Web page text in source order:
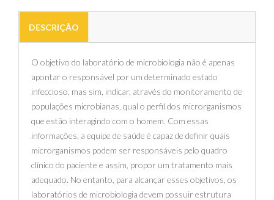
DESCRIÇÃO
O objetivo do laboratório de microbiologia não é apenas
apontar o responsável por um determinado estado
infeccioso, mas sim, indicar, através do monitoramento de
populações microbianas, qual o perfil dos microrganismos
que estão interagindo com o homem. Com essas
informações, a equipe de saúde é capaz de definir quais
microrganismos podem ser responsáveis pelo quadro
clínico do paciente e assim, propor um tratamento mais
adequado. No entanto, para alcançar esses objetivos, os
laboratórios de microbiologia devem possuir estrutura